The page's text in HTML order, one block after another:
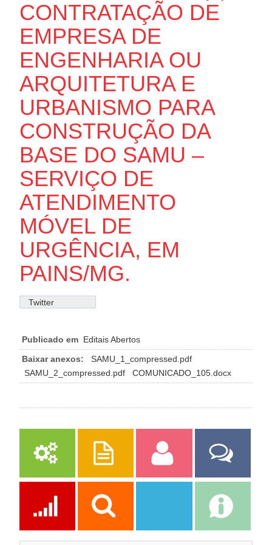
CONTRATAÇÃO DE
EMPRESA DE
ENGENHARIA OU
ARQUITETURA E
URBANISMO PARA
CONSTRUÇÃO DA
BASE DO SAMU –
SERVIÇO DE
ATENDIMENTO
MÓVEL DE
URGÊNCIA, EM
PAINS/MG.
Twitter
Publicado em Editais Abertos
Baixar anexos:
SAMU_1_compressed.pdf
SAMU_2_compressed.pdf
COMUNICADO_105.docx
Serviços Publicações Servidor
Fale Com a
Prefeitura